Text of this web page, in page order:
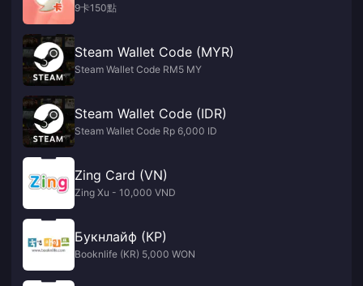
9卡150點
Steam Wallet Code (MYR)
Steam Wallet Code RM5 MY
Steam Wallet Code (IDR)
Steam Wallet Code Rp 6,000 ID
Zing Card (VN)
Zing Xu - 10,000 VND
Букнлайф (КР)
Booknlife (KR) 5,000 WON